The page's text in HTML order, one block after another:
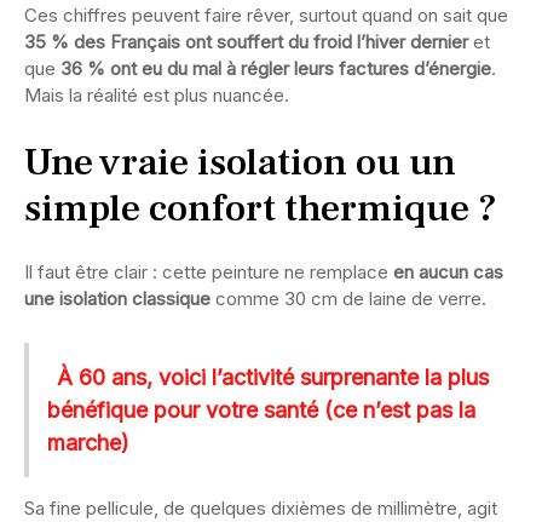
Ces chiffres peuvent faire rêver, surtout quand on sait que
35 % des Français ont souffert du froid l’hiver dernieret
que 36 % ont eu du mal à régler leurs factures d’énergie.
Mais la réalité est plus nuancée.
Une vraie isolation ou un
simple confort thermique ?
Il faut être clair : cette peinture ne remplace en aucun cas
une isolation classique comme 30 cm de laine de verre.
À 60 ans, voici l’activité surprenante la plus
bénéfique pour votre santé (ce n’est pas la
marche)
Sa fine pellicule, de quelques dixièmes de millimètre, agit